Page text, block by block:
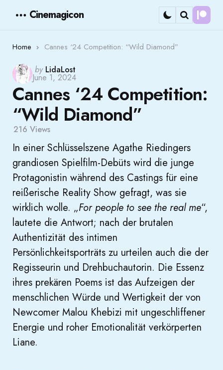
Cinemagicon
Search
Home Cannes ‘24 Competition: “Wild Diamond”
Posted
by
by LidaLost
June 1, 2024
Cannes ‘24 Competition:
“Wild Diamond”
216 Views
In einer Schlüsselszene Agathe Riedingers
grandiosen Spielfilm-Debüts wird die junge
Protagonistin während des Castings für eine
reißerische Reality Show gefragt, was sie
wirklich wolle. „For people to see the real me“,
lautete die Antwort; nach der brutalen
Authentizität des intimen
Persönlichkeitsporträts zu urteilen auch die der
Regisseurin und Drehbuchautorin. Die Essenz
ihres prekären Poems ist das Aufzeigen der
menschlichen Würde und Wertigkeit der von
Newcomer Malou Khebizi mit ungeschliffener
Energie und roher Emotionalität verkörperten
Liane.